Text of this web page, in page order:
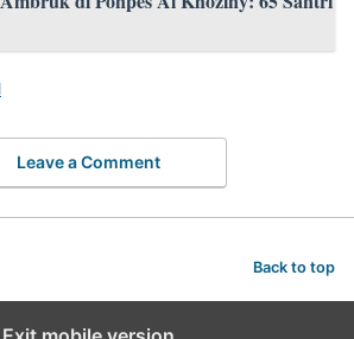
Leave a Comment
Back to top